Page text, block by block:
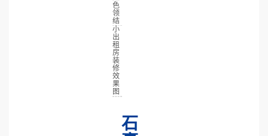
色
领
结
小
出
租
房
装
修
效
果
图
石